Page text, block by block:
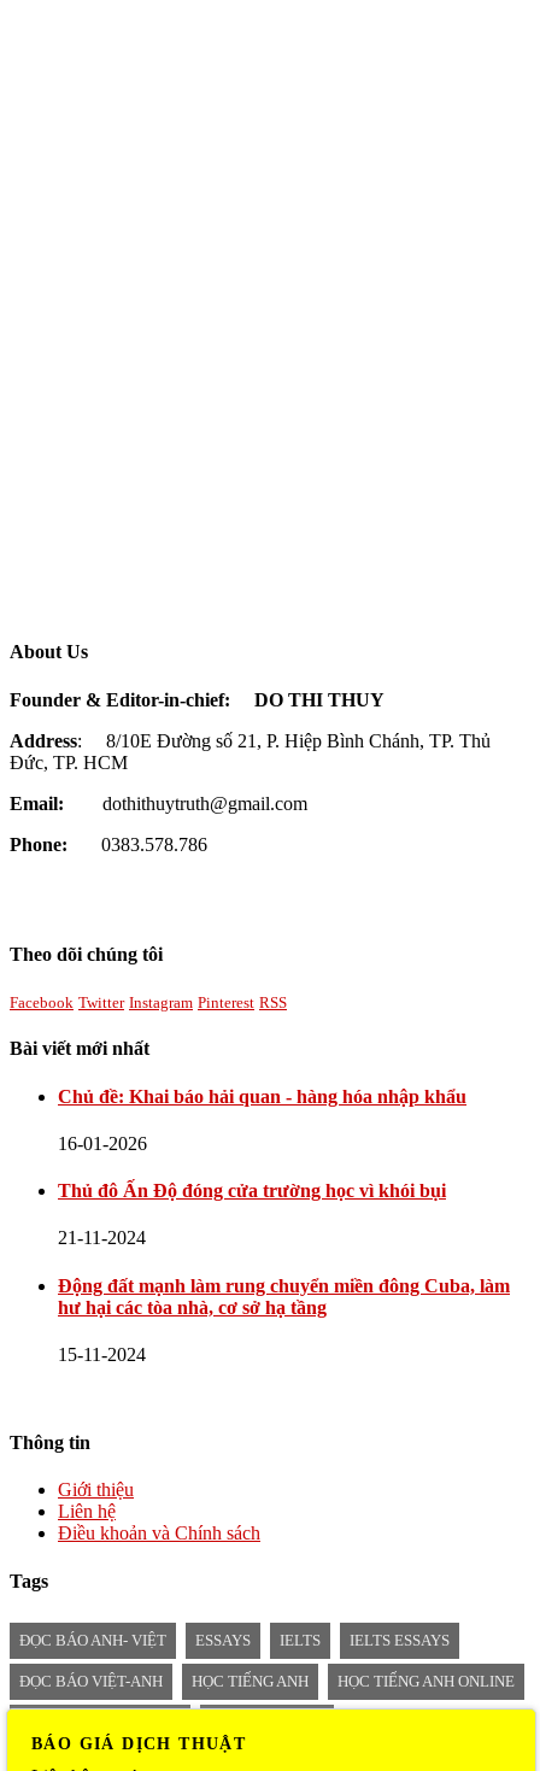
About Us
Founder & Editor-in-chief:
DO THI THUY
Address: 8/10E Đường số 21, P. Hiệp Bình Chánh, TP. Thủ
Đức, TP. HCM
Email: dothithuytruth@gmail.com
Phone: 0383.578.786
Theo dõi chúng tôi
Facebook Twitter Instagram Pinterest RSS
Bài viết mới nhất
Chủ đề: Khai báo hải quan - hàng hóa nhập khẩu
16-01-2026
Thủ đô Ấn Độ đóng cửa trường học vì khói bụi
21-11-2024
Động đất mạnh làm rung chuyển miền đông Cuba, làm
hư hại các tòa nhà, cơ sở hạ tầng
15-11-2024
Thông tin
Giới thiệu
Liên hệ
Điều khoản và Chính sách
Tags
ĐỌC BÁO ANH- VIỆT ESSAYS IELTS IELTS ESSAYS
ĐỌC BÁO VIỆT-ANH HỌC TIẾNG ANH HỌC TIẾNG ANH ONLINE
BÁO GIÁ DỊCH THUẬT